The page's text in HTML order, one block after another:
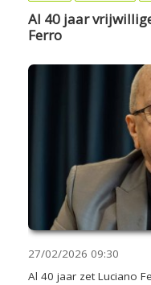
Al 40 jaar
Ferro
27/02/2026 09:30
Al 40 jaar zet Luciano